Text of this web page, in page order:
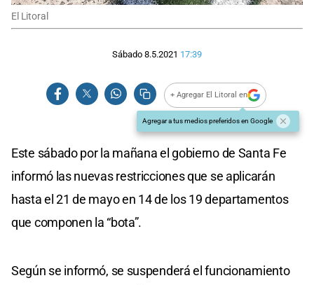
El Litoral
Sábado 8.5.2021 17:39
+ Agregar El Litoral en
Agregar a tus medios preferidos en Google
Este sábado por la mañana el gobierno de Santa Fe
informó las nuevas restricciones que se aplicarán
hasta el 21 de mayo en 14 de los 19 departamentos
que componen la “bota”.
Según se informó, se suspenderá el funcionamiento